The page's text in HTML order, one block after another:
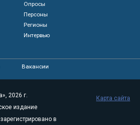
Опросы
Персоны
Регионы
Интервью
Вакансии
2026 г.
издание
в
Карта сайта